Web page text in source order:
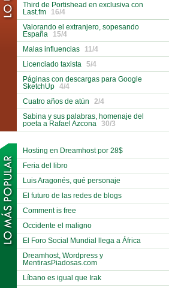
Third de Portishead en exclusiva con
Last.fm
16/4
Valorando el extranjero, sopesando
España
15/4
Malas influencias
11/4
Licenciado taxista
5/4
Páginas con descargas para Google
SketchUp
4/4
Cuatro años de atún
2/4
Sabina y sus palabras, homenaje del
poeta a Rafael Azcona
30/3
Hosting en Dreamhost por 28$
Feria del libro
Luis Aragonés, qué personaje
El futuro de las redes de blogs
Comment is free
Occidente el maligno
El Foro Social Mundial llega a África
Dreamhost, Wordpress y
MentirasPiadosas.com
Líbano es igual que Irak